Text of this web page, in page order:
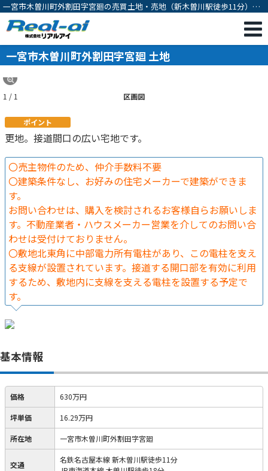
一宮市木曽川町外割田字宮廻の売買土地・売地（新木曽川駅徒歩11分）
[13125]
一宮市木曽川町外割田字宮廻 土地
区画図
1 / 1
ポイント
更地。接道間口の広い宅地です。
〇売主物件のため、仲介手数料不要
〇建築条件なし、お好みの住宅メーカーで建築ができま
す。
お問い合わせは、購入を検討されるお客様自らお願いしま
す。不動産業者・ハウスメーカー営業を介してのお問い合
わせは受付けておりません。
〇敷地北東角に中部電力所有電柱があり、この電柱を支え
る支線が設置されています。接道する開口部を有効に利用
するため、敷地内に支線を支える電柱を設置する予定で
す。
基本情報
価格 630万円
坪単価 16.29万円
所在地 一宮市木曽川町外割田字宮廻
交通
名鉄名古屋本線 新木曽川駅徒歩11分